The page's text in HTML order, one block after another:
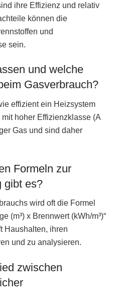
ihre Effizienz und relativ
können die
und
sein.
und welche
Gasverbrauch?
effizient ein Heizsystem
hoher Effizienzklasse (A
Gas und sind daher
Formeln zur
gibt es?
wird oft die Formel
(m³) x Brennwert (kWh/m³)“
Haushalten, ihren
und zu analysieren.
zwischen